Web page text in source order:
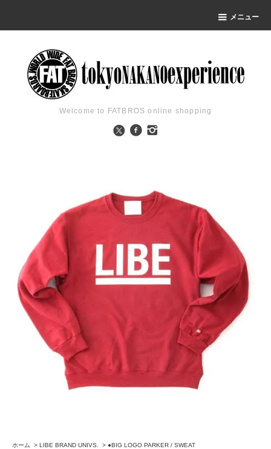
メニュー
Welcome to FATBROS online shopping
ホーム > LIBE BRAND UNIVS. > ●BIG LOGO PARKER / SWEAT